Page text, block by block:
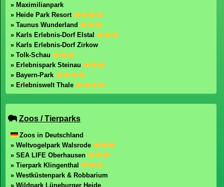
» Maximilianpark
» Heide Park Resort
» Taunus Wunderland
» Karls Erlebnis-Dorf Elstal
» Karls Erlebnis-Dorf Zirkow
» Tolk-Schau
» Erlebnispark Steinau
» Bayern-Park
» Erlebniswelt Thale
Zoos / Tierparks
Zoos in Deutschland
» Weltvogelpark Walsrode
» SEA LIFE Oberhausen
» Tierpark Klingenthal
» Westküstenpark & Robbarium
» Wildpark Lüneburger Heide